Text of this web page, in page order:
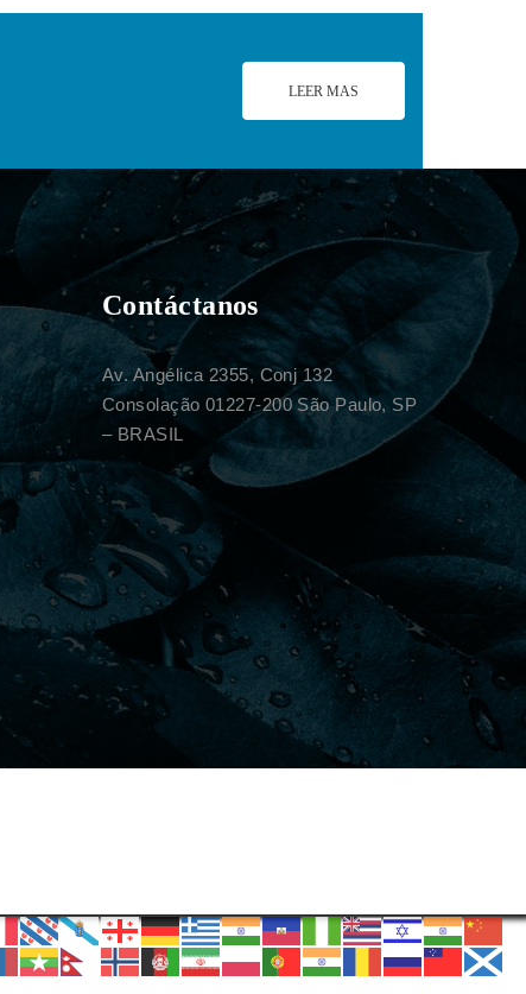
LEER MAS
Contáctanos
Av. Angélica 2355, Conj 132
Consolação 01227-200 São Paulo, SP
– BRASIL